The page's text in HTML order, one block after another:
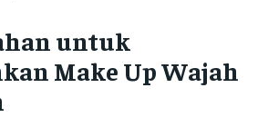
untuk
Make Up Wajah